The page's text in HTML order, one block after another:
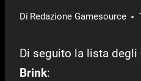
Di Redazione Gamesource
Di seguito la lista degli
Brink: